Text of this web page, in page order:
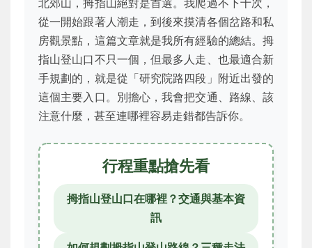
北郊山，拇指山絕對是首選。我爬過不下十次，
從一開始跟著人潮走，到後來摸清各個岔路和私
房觀景點，這篇文章就是我所有經驗的總結。拇
指山登山口不只一個，但最多人走、也最適合新
手規劃的，就是從「研究院路四段」附近出發的
這個主要入口。別擔心，我會把交通、路線、該
注意什麼，甚至連哪裡容易走錯都告訴你。
行程重點搶先看
拇指山登山口在哪裡？交通與基本資
訊